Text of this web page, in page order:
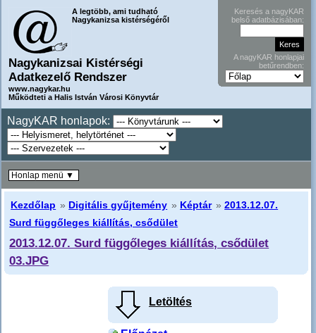
A legtöbb, ami tudható
Nagykanizsa kistérségéről
Nagykanizsai Kistérségi
Adatkezelő Rendszer
www.nagykar.hu
Működteti a Halis István Városi Könyvtár
Keresés a nagyKAR
belső adatbázisában:
A nagyKAR honlapjai
betűrendben:
NagyKAR honlapok:
Kezdőlap » Digitális gyűjtemény » Képtár »2013.12.07.
Surd függőleges kiállítás, csődület
2013.12.07. Surd függőleges kiállítás, csődület
03.JPG
Letöltés
Honlap menü ▼